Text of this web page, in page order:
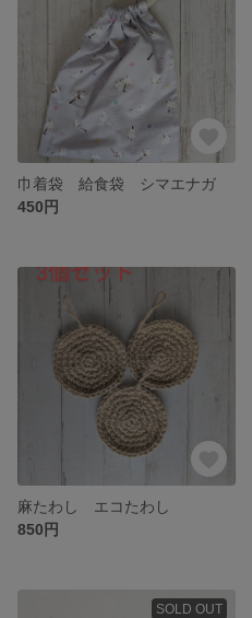
巾着袋 給食袋 シマエナガ
450円
麻たわし エコたわし
850円
SOLD OUT